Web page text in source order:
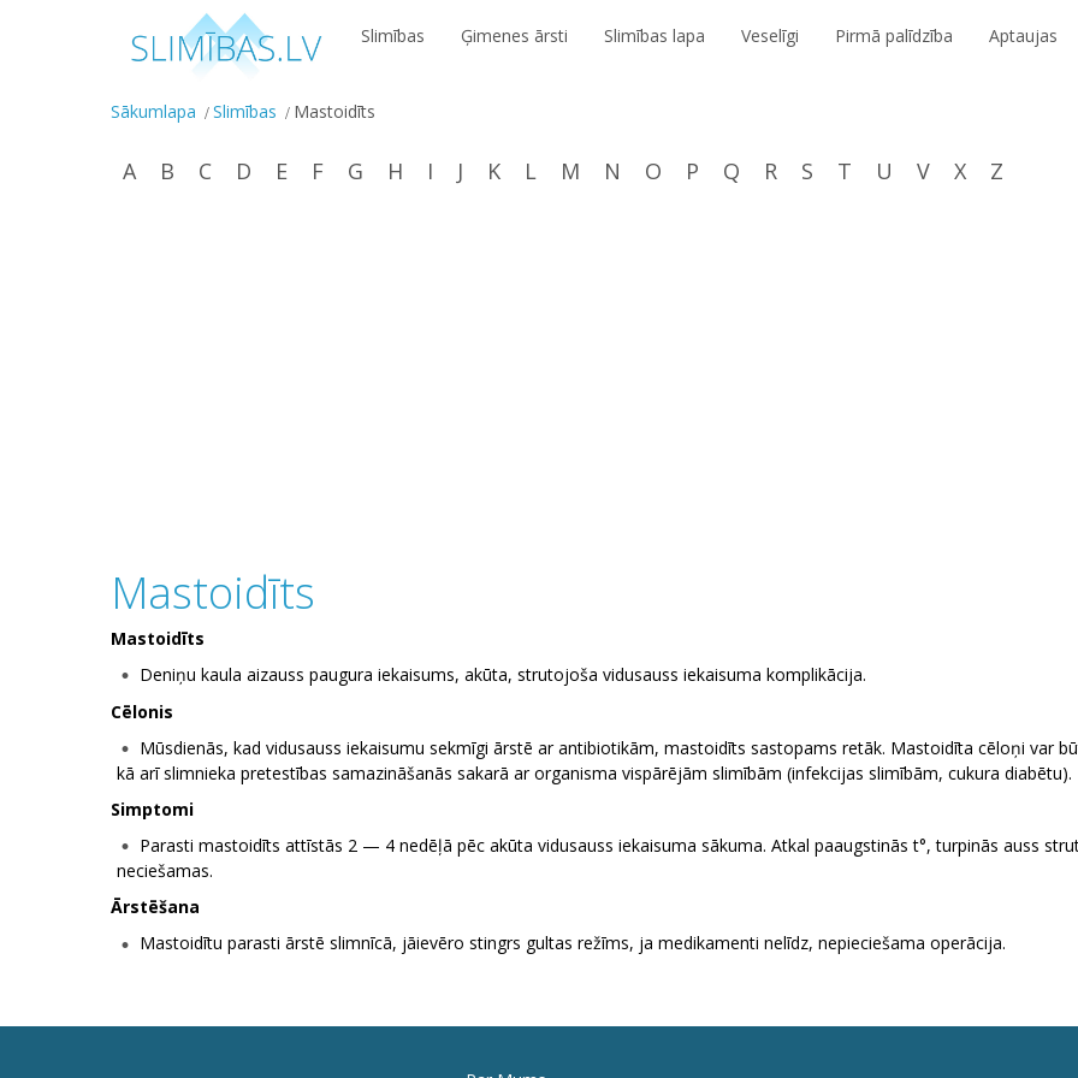
Slimības Ģimenes ārsti Slimības lapa Veselīgi Pirmā palīdzība Aptaujas
Sākumlapa Slimības Mastoidīts
A B C D E F G H I J K L M N O P Q R S T U V X Z
Mastoidīts
Mastoidīts
Deniņu kaula aizauss paugura iekaisums, akūta, strutojoša vidusauss iekaisuma komplikācija.
Cēlonis
Mūsdienās, kad vidusauss iekaisumu sekmīgi ārstē ar antibiotikām, mastoidīts sastopams retāk. Mastoidīta cēloņi var
kā arī slimnieka pretestības samazināšanās sakarā ar organisma vispārējām slimībām (infekcijas slimībām, cukura diabētu).
Simptomi
Parasti mastoidīts attīstās 2 — 4 nedēļā pēc akūta vidusauss iekaisuma sākuma. Atkal paaugstinās t°, turpinās auss
neciešamas.
Ārstēšana
Mastoidītu parasti ārstē slimnīcā, jāievēro stingrs gultas režīms, ja medikamenti nelīdz, nepieciešama operācija.